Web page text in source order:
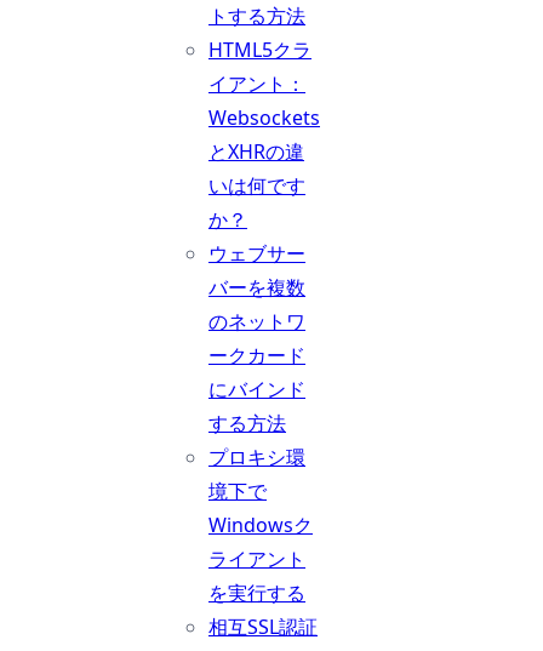
トする方法
HTML5クラ
イアント：
Websockets
とXHRの違
いは何です
か？
ウェブサー
バーを複数
のネットワ
ークカード
にバインド
する方法
プロキシ環
境下で
Windowsク
ライアント
を実行する
相互SSL認証